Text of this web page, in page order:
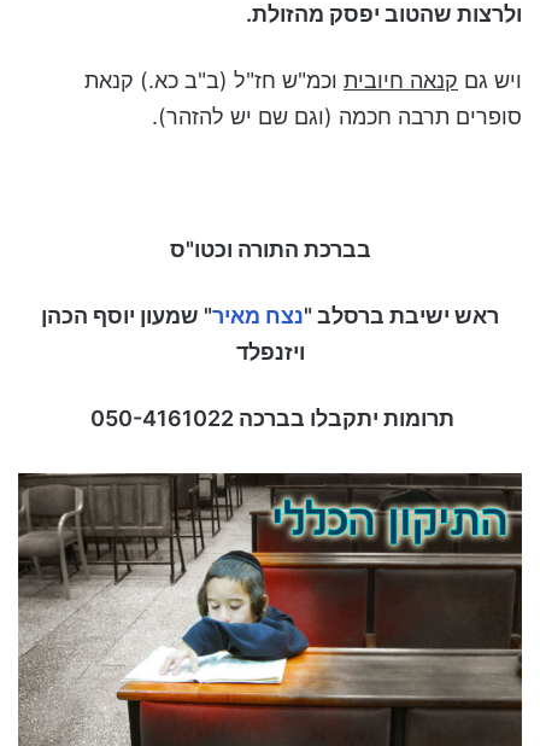
ולרצות שהטוב יפסק מהזולת.
ויש גם קנאה חיובית וכמ"ש חז"ל (ב"ב כא.) קנאת
סופרים תרבה חכמה (וגם שם יש להזהר).
בברכת התורה וכטו"ס
ראש ישיבת ברסלב "נצח מאיר" שמעון יוסף הכהן
ויזנפלד
תרומות יתקבלו בברכה 050-4161022